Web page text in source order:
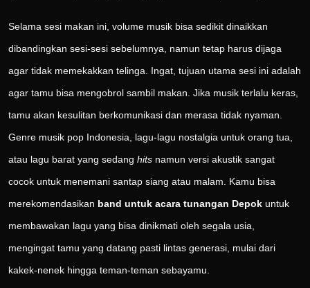
Selama sesi makan ini, volume musik bisa sedikit dinaikkan
dibandingkan sesi-sesi sebelumnya, namun tetap harus dijaga
agar tidak memekakkan telinga. Ingat, tujuan utama sesi ini adalah
agar tamu bisa mengobrol sambil makan. Jika musik terlalu keras,
tamu akan kesulitan berkomunikasi dan merasa tidak nyaman.
Genre musik pop Indonesia, lagu-lagu nostalgia untuk orang tua,
atau lagu barat yang sedang hits namun versi akustik sangat
cocok untuk menemani santap siang atau malam. Kamu bisa
merekomendasikan band untuk acara tunangan Depok untuk
membawakan lagu yang bisa dinikmati oleh segala usia,
mengingat tamu yang datang pasti lintas generasi, mulai dari
kakek-nenek hingga teman-teman sebayamu.